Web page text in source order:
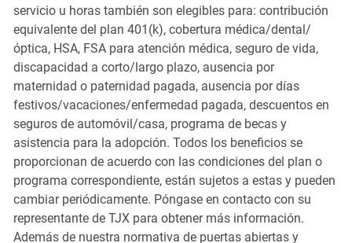
servicio u horas también son elegibles para: contribución
equivalente del plan 401(k), cobertura médica/dental/
óptica, HSA, FSA para atención médica, seguro de vida,
discapacidad a corto/largo plazo, ausencia por
maternidad o paternidad pagada, ausencia por días
festivos/vacaciones/enfermedad pagada, descuentos en
seguros de automóvil/casa, programa de becas y
asistencia para la adopción. Todos los beneficios se
proporcionan de acuerdo con las condiciones del plan o
programa correspondiente, están sujetos a estas y pueden
cambiar periódicamente. Póngase en contacto con su
representante de TJX para obtener más información.
Además de nuestra normativa de puertas abiertas y